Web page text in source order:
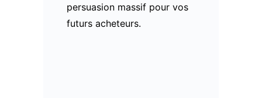
persuasion massif pour vos
futurs acheteurs.